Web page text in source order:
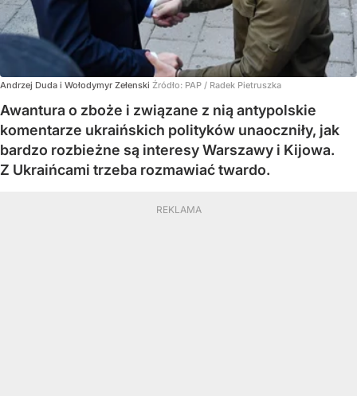
Andrzej Duda i Wołodymyr Zełenski Źródło: PAP / Radek Pietruszka
Awantura o zboże i związane z nią antypolskie
komentarze ukraińskich polityków unaoczniły, jak
bardzo rozbieżne są interesy Warszawy i Kijowa.
Z Ukraińcami trzeba rozmawiać twardo.